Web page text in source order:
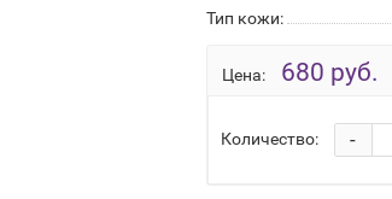
Тип кожи:
Цена: 680 руб.
Количество: -